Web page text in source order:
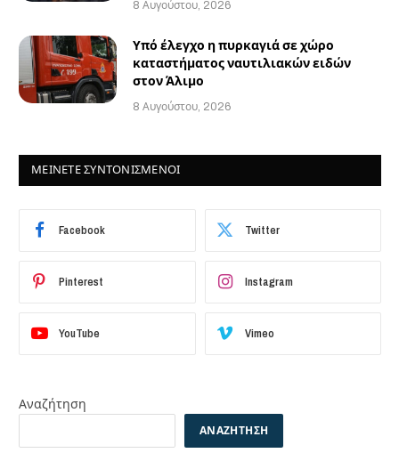
8 Αυγούστου, 2026
Υπό έλεγχο η πυρκαγιά σε χώρο
καταστήματος ναυτιλιακών ειδών
στον Άλιμο
8 Αυγούστου, 2026
ΜΕΙΝΕΤΕ ΣΥΝΤΟΝΙΣΜΕΝΟΙ
Facebook Twitter
Pinterest Instagram
YouTube Vimeo
Αναζήτηση
ΑΝΑΖΉΤΗΣΗ